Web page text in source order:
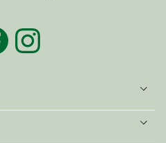
Instagram
o
o